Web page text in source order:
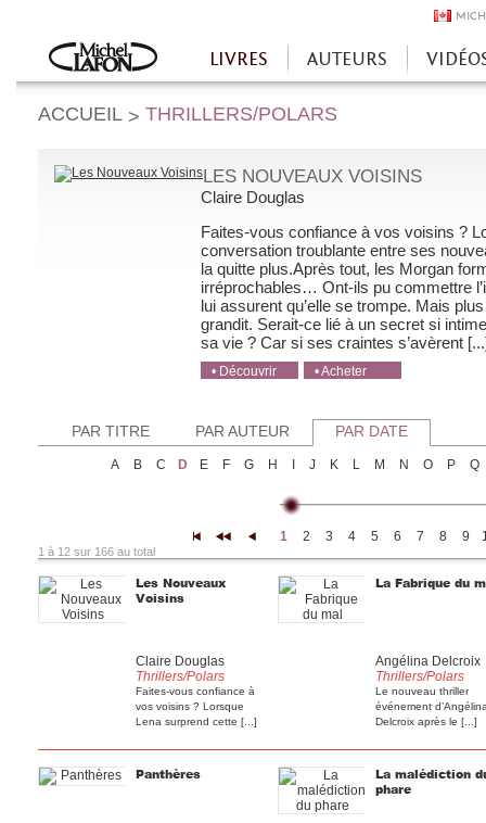
Accueil
LIVRES AUTEURS
ACCUEIL > THRILLERS/POLARS
LES NOUVEAUX VOISINS
Claire Douglas
Faites-vous confiance à vos voisins ?
conversation troublante entre ses
la quitte plus.Après tout, les Morgan
irréprochables… Ont-ils pu commettre
lui assurent qu’elle se trompe. Mais
grandit. Serait-ce lié à un secret si
sa vie ? Car si ses craintes s’avèrent
• Découvrir
• Acheter
PAR TITRE PAR AUTEUR PAR DATE
A B C D E F G H J K L M N O P Q
1 2 3 4 5 6 7 8 9
1 à 12 sur 166 au total
Les Nouveaux
Voisins
Claire Douglas
Thrillers/Polars
Faites-vous confiance à
vos voisins ? Lorsque
Lena surprend cette [...]
La Fabrique du
Angélina Delcroix
Thrillers/Polars
Le nouveau thriller
événement
Delcroix après le [...]
Panthères
La malédiction
phare